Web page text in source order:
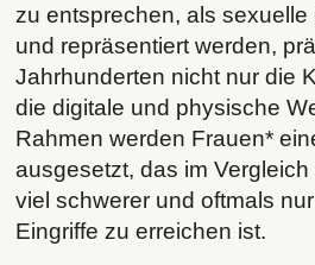
zu entsprechen, als
und repräsentiert werden,
Jahrhunderten nicht nur die
die digitale und physische
Rahmen werden Frauen*
ausgesetzt, das im
viel schwerer und oftmals
Eingriffe zu erreichen ist.